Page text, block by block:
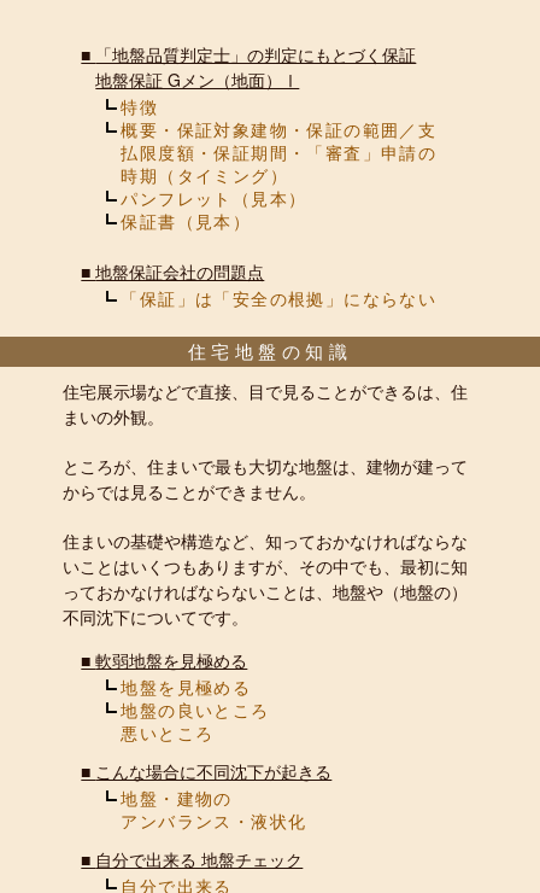
■ 「地盤品質判定士」の判定にもとづく保証
地盤保証 Gメン（地面）Ⅰ
特徴
概要・保証対象建物・保証の範囲／支
払限度額・保証期間・「審査」申請の
時期（タイミング）
パンフレット（見本）
保証書（見本）
■地盤保証会社の問題点
「保証」は「安全の根拠」にならない
住宅地盤の知識
住宅展示場などで直接、目で見ることができるは、住
まいの外観。
ところが、住まいで最も大切な地盤は、建物が建って
からでは見ることができません。
住まいの基礎や構造など、知っておかなければならな
いことはいくつもありますが、その中でも、最初に知
っておかなければならないことは、地盤や（地盤の）
不同沈下についてです。
■軟弱地盤を見極める
地盤を見極める
地盤の良いところ
悪いところ
■ こんな場合に不同沈下が起きる
地盤・建物の
アンバランス・液状化
■ 自分で出来る 地盤チェック
自分で出来る